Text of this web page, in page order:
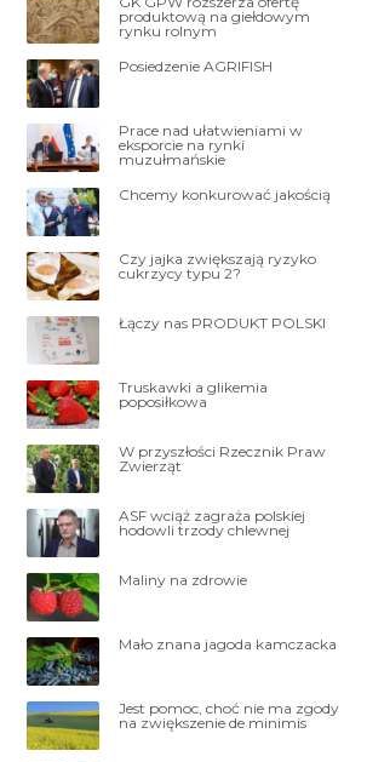
produktową na giełdowym
rynku rolnym
Posiedzenie AGRIFISH
Prace nad ułatwieniami w
eksporcie na rynki
muzułmańskie
Chcemy konkurować jakością
Czy jajka zwiększają ryzyko
cukrzycy typu 2?
Łączy nas PRODUKT POLSKI
Truskawki a glikemia
poposiłkowa
W przyszłości Rzecznik Praw
Zwierząt
ASF wciąż zagraża polskiej
hodowli trzody chlewnej
Maliny na zdrowie
Mało znana jagoda kamczacka
Jest pomoc, choć nie ma zgody
na zwiększenie de minimis